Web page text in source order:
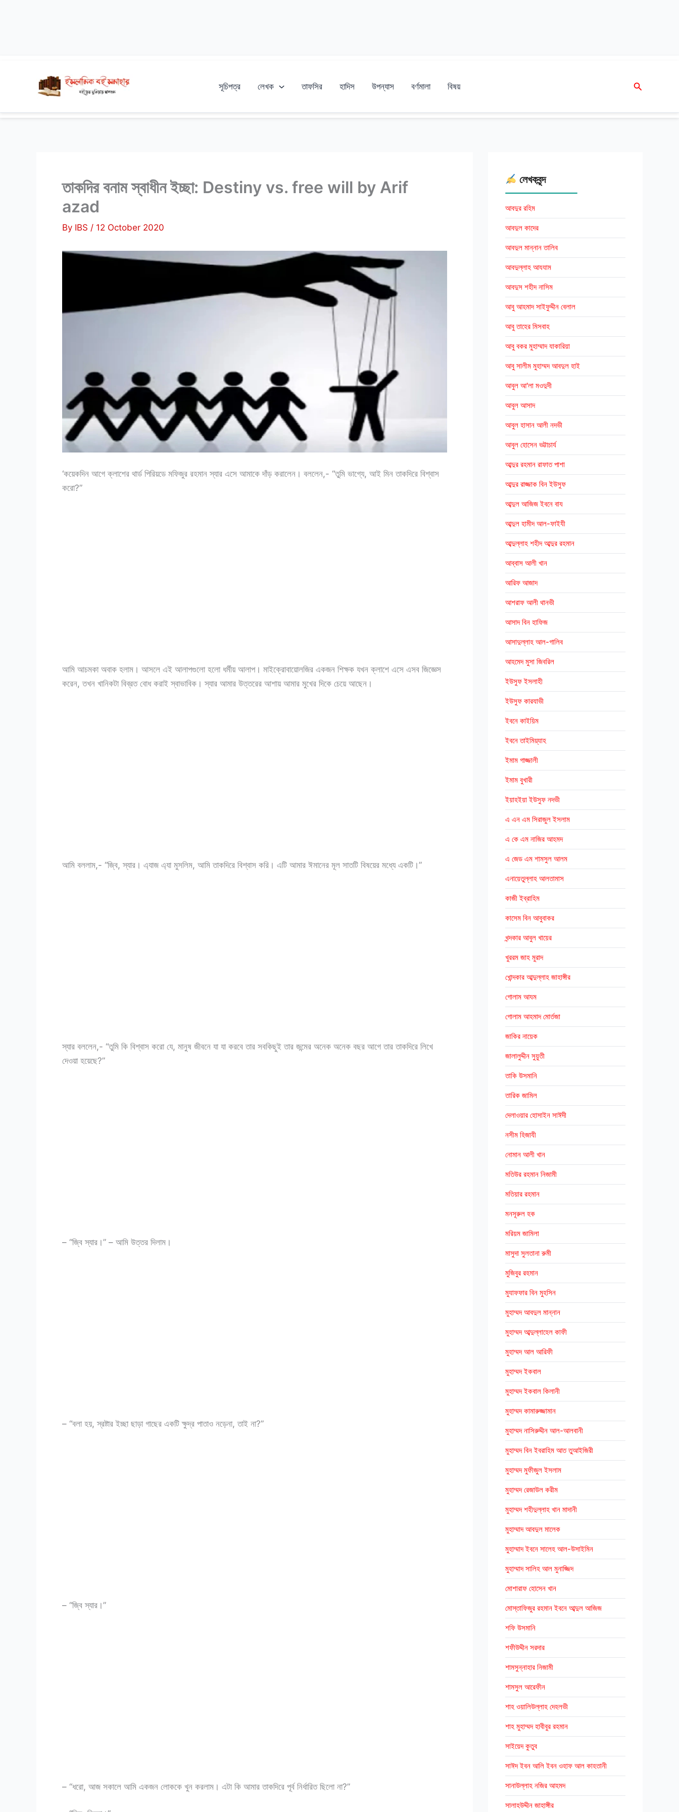
সূচিপত্র লেখক তাফসির হাদিস উপন্যাস বর্ণমালা বিষয় Search
তাকদির বনাম স্বাধীন ইচ্ছা: Destiny vs. free will by Arif
azad
By IBS / 12 October 2020
‘কয়েকদিন আগে ক্লাশের থার্ড পিরিয়ডে মফিজুর রহমান স্যার এসে আমাকে দাঁড় করালেন। বললেন,- “তুমি ভাগ্যে, আই মিন তাকদিরে বিশ্বাস
করো?”
আমি আচমকা অবাক হলাম। আসলে এই আলাপগুলো হলো ধর্মীয় আলাপ। মাইক্রোবায়োলজির একজন শিক্ষক যখন ক্লাশে এসে এসব জিজ্ঞেস
করেন, তখন খানিকটা বিব্রত বোধ করাই স্বাভাবিক। স্যার আমার উত্তরের আশায় আমার মুখের দিকে চেয়ে আছেন।
আমি বললাম,- “জ্বি, স্যার। এ্যাজ এ্যা মুসলিম, আমি তাকদিরে বিশ্বাস করি। এটি আমার ঈমানের মূল সাতটি বিষয়ের মধ্যে একটি।”
স্যার বললেন,- “তুমি কি বিশ্বাস করো যে, মানুষ জীবনে যা যা করবে তার সবকিছুই তার জন্মের অনেক অনেক বছর আগে তার তাকদিরে লিখে
দেওয়া হয়েছে?”
– “জ্বি স্যার।” – আমি উত্তর দিলাম।
– “বলা হয়, স্রষ্টার ইচ্ছা ছাড়া গাছের একটি ক্ষুদ্র পাতাও নড়েনা, তাই না?”
– “জ্বি স্যার।”
– “ধরো, আজ সকালে আমি একজন লোককে খুন করলাম। এটা কি আমার তাকদিরে পূর্ব নির্ধারিত ছিলো না?”
লেখকবৃন্দ
আবদুর রহিম
আবদুল কাদের
আবদুল মান্নান তালিব
আবদুল্লাহ আযযাম
আবদুস শহীদ নাসিম
আবু আহমাদ সাইফুদ্দীন বেলাল
আবু তাহের মিসবাহ
আবু বকর মুহাম্মাদ যাকারিয়া
আবু সালীম মুহাম্মদ আবদুল হাই
আবুল আ'লা মওদুদী
আবুল আসাদ
আবুল হাসান আলী নদভী
আবুল হোসেন ভট্টাচার্য
আব্দুর রহমান রাফাত পাশা
আব্দুর রাজ্জাক বিন ইউসুফ
আব্দুল আজিজ ইবনে বায
আব্দুল হামীদ আল-ফাইযী
আব্দুল্লাহ শহীদ আব্দুর রহমান
আব্বাস আলী খান
আরিফ আজাদ
আশরাফ আলী থানভী
আসাদ বিন হাফিজ
আসাদুল্লাহ আল-গালিব
আহমেদ মুসা জিবরিল
ইউসুফ ইসলাহী
ইউসুফ কারযাভী
ইবনে কাইয়িম
ইবনে তাইমিয়্যাহ
ইমাম গাজ্জালী
ইমাম বুখারী
ইয়াহইয়া ইউসুফ নদভী
এ এন এম সিরাজুল ইসলাম
এ কে এম নাজির আহমদ
এ জেড এম শামসুল আলম
এনায়েতুল্লাহ আলতামাস
কাজী ইব্রাহিম
কাসেম বিন আবুবাকর
খন্দকার আবুল খায়ের
খুররম জাহ মুরাদ
খোন্দকার আব্দুল্লাহ জাহাঙ্গীর
গোলাম আযম
গোলাম আহমাদ মোর্তজা
জাকির নায়েক
জালালুদ্দীন সুয়ুতী
তাকি উসমানি
তারিক জামিল
দেলাওয়ার হোসাইন সাঈদী
নসীম হিজাযী
নোমান আলী খান
মতিউর রহমান নিজামী
মতিয়ার রহমান
মনসূরুল হক
মরিয়ম জামিলা
মাসুদা সুলতানা রুমী
মুজিবুর রহমান
মুযাফফার বিন মুহসিন
মুহাম্মদ আবদুল মান্নান
মুহাম্মদ আব্দুল্লাহেল কাফী
মুহাম্মদ আল আরিফী
মুহাম্মদ ইকবাল
মুহাম্মদ ইকবাল কিলানী
মুহাম্মদ কামারুজ্জামান
মুহাম্মদ নাসিরুদ্দীন আল-আলবানী
মুহাম্মদ বিন ইবরাহিম আত তুআইজিরী
মুহাম্মদ মুফীজুল ইসলাম
মুহাম্মদ রেজাউল করীম
মুহাম্মদ শহীদুল্লাহ খান মাদানী
মুহাম্মাদ আবদুল মালেক
মুহাম্মাদ ইবনে সালেহ আল-উসাইমিন
মুহাম্মাদ সালিহ আল মুনাজ্জিদ
মোশারাফ হোসেন খান
মোস্তাফিজুর রহমান ইবনে আব্দুল আজিজ
শফি উসমানি
শফীউদ্দীন সরদার
শামসুন্নাহার নিজামী
শামসুল আরেফীন
শাহ ওয়ালিউল্লাহ দেহলভী
শাহ মুহাম্মদ হাবীবুর রহমান
সাইয়েদ কুতুব
সাঈদ ইবন আলি ইবন ওহাফ আল কাহতানী
সানাউল্লাহ নজির আহমদ
সালাহউদ্দীন জাহাঙ্গীর